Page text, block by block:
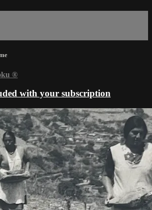
®
with your subscription